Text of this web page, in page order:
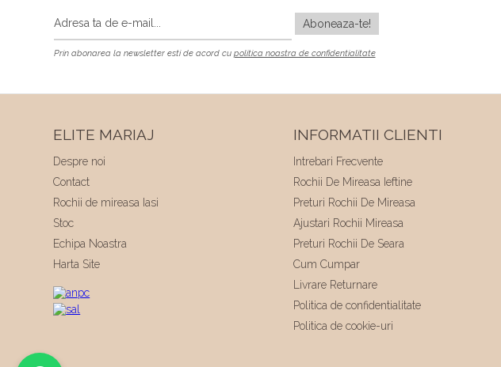
Prin abonarea la newsletter esti de acord cu politica noastra de confidentialitate
ELITE MARIAJ
Despre noi
Contact
Rochii de mireasa Iasi
Stoc
Echipa Noastra
Harta Site
INFORMATII CLIENTI
Intrebari Frecvente
Rochii De Mireasa Ieftine
Preturi Rochii De Mireasa
Ajustari Rochii Mireasa
Preturi Rochii De Seara
Cum Cumpar
Livrare Returnare
Politica de confidentialitate
Politica de cookie-uri